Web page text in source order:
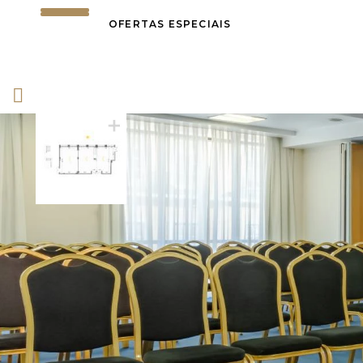
OFERTAS ESPECIAIS